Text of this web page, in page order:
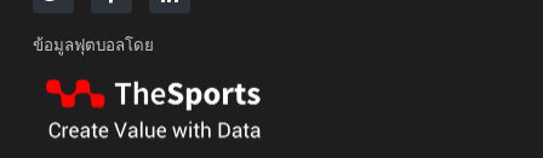
ข้อมูลฟุตบอลโดย